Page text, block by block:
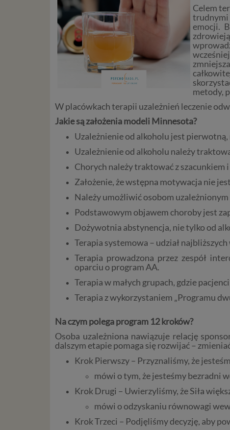
Celem
trudnymi
emocji.
metody,
W placówkach terapii uzależnień leczenie
Jakie są założenia modeli Minnesota?
Uzależnienie od alkoholu jest
Uzależnienie od alkoholu należy
Chorych należy traktować z szacunkiem
Założenie, że wstępna motywacja nie
Należy umożliwić osobom
Podstawowym objawem choroby jest
Dożywotnia abstynencja, nie tylko od
Terapia systemowa – udział
Terapia prowadzona przez zespół
oparciu o program AA.
Terapia w małych grupach, gdzie
Terapia z wykorzystaniem „Programu
Na czym polega program 12 kroków?
Osoba uzależniona nawiązuje relację
dalszym etapie pomaga się rozwijać –
Krok Pierwszy – Przyznaliśmy, że
mówi o tym, że jesteśmy bezradni
Krok Drugi – Uwierzyliśmy, że Siła
mówi o odzyskaniu równowagi
Krok Trzeci – Podjęliśmy decyzję, aby